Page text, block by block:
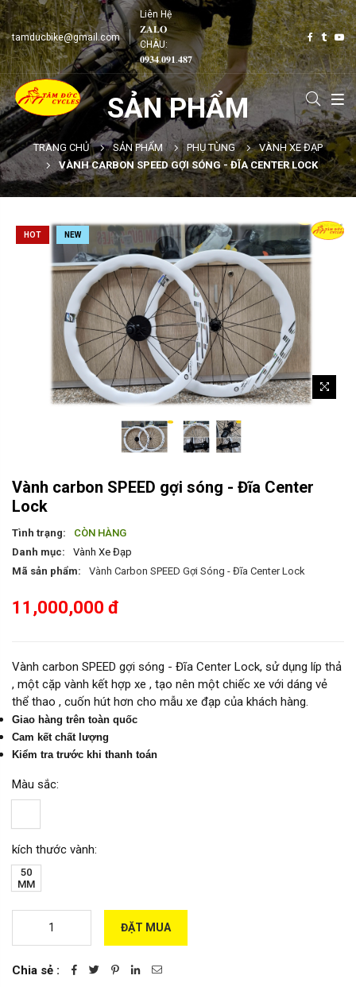
tamducbike@gmail.com
Liên Hệ
𝐙𝐀𝐋𝐎
CHÂU:
𝟎𝟗𝟑𝟒.𝟎𝟗𝟏.𝟒𝟖𝟕
SẢN PHẨM
TRANG CHỦ SẢN PHẨM PHỤ TÙNG
VÀNH XE ĐẠP
VÀNH CARBON SPEED GỢI SÓNG - ĐĨA CENTER LOCK
HOT NEW
Vành carbon SPEED gợi sóng - Đĩa Center
Lock
Tình trạng:
CÒN HÀNG
Danh mục:
Vành Xe Đạp
Mã sản phẩm:
Vành Carbon SPEED Gợi Sóng - Đĩa Center Lock
11,000,000 đ
Vành carbon SPEED gợi sóng - Đĩa Center Lock, sử dụng líp thả
, một cặp vành kết hợp xe , tạo nên một chiếc xe với dáng vẻ
thể thao , cuốn hút hơn cho mẫu xe đạp của khách hàng.
Giao hàng trên toàn quốc
Cam kết chất lượng
Kiểm tra trước khi thanh toán
Màu sắc:
kích thước vành:
50
MM
ĐẶT MUA
Chia sẻ :